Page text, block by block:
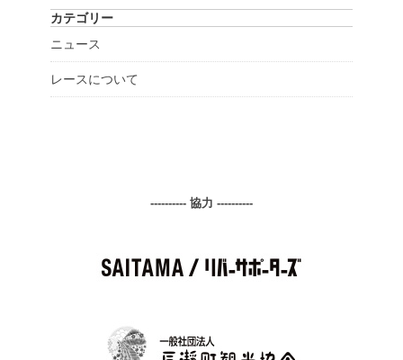
カテゴリー
ニュース
レースについて
---------- 協力 ----------